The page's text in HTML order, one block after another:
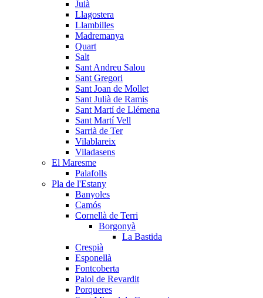
Juià
Llagostera
Llambilles
Madremanya
Quart
Salt
Sant Andreu Salou
Sant Gregori
Sant Joan de Mollet
Sant Julià de Ramis
Sant Martí de Llémena
Sant Martí Vell
Sarrià de Ter
Vilablareix
Viladasens
El Maresme
Palafolls
Pla de l'Estany
Banyoles
Camós
Cornellà de Terri
Borgonyà
La Bastida
Crespià
Esponellà
Fontcoberta
Palol de Revardit
Porqueres